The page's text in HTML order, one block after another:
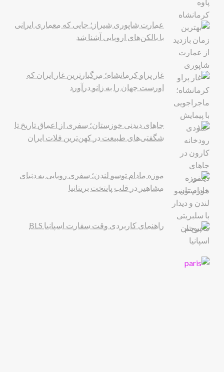
عمارت شاپوری شیراز؛ جایی که معماری ایرانی
با بالکن‌های اروپایی آشنا شد
غار پراو کرمانشاه؛ مرگبارترین غار ایران که
اورست جهان را به زانو درآورد
جاهای دیدنی خوزستان؛ سفری از اعماق تاریخ تا
شگفتی‌های طبیعت در کهن‌ترین فلات ایران
موزه مادام توسو لندن؛ سفری رویایی به دنیای
مشاهیر در قلب پایتخت بریتانیا
راهنمای کاربردی وقت سفارت اسپانیا BLS